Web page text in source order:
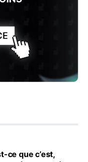
ce que c’est,